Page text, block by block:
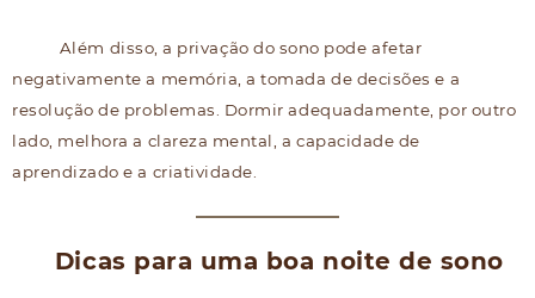
Além disso, a privação do sono pode afetar
negativamente a memória, a tomada de decisões e a
resolução de problemas. Dormir adequadamente, por outro
lado, melhora a clareza mental, a capacidade de
aprendizado e a criatividade.
Dicas para uma boa noite de sono